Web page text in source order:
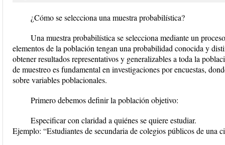
¿Cómo se selecciona una muestra probabilística?
Una muestra probabilística se selecciona mediante un
elementos de la población tengan una probabilidad conocida y
obtener resultados representativos y generalizables a toda la
de muestreo es fundamental en investigaciones por encuestas,
sobre variables poblacionales.
Primero debemos definir la población objetivo:
Especificar con claridad a quiénes se quiere estudiar.
Ejemplo: “Estudiantes de secundaria de colegios públicos de una